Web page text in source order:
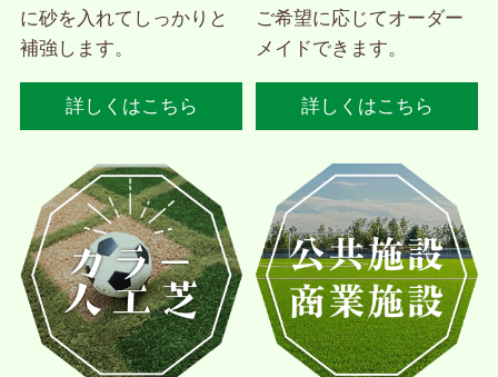
に砂を入れてしっかりと
補強します。
詳しくはこちら
ご希望に応じてオーダー
メイドできます。
詳しくはこちら